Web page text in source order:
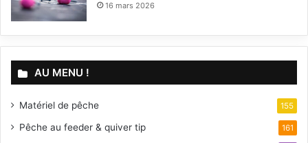
16 mars 2026
AU MENU !
Matériel de pêche 155
Pêche au feeder & quiver tip 161